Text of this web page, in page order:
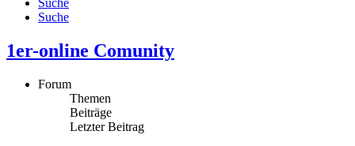
Suche
Suche
1er-online Comunity
Forum
Themen
Beiträge
Letzter Beitrag